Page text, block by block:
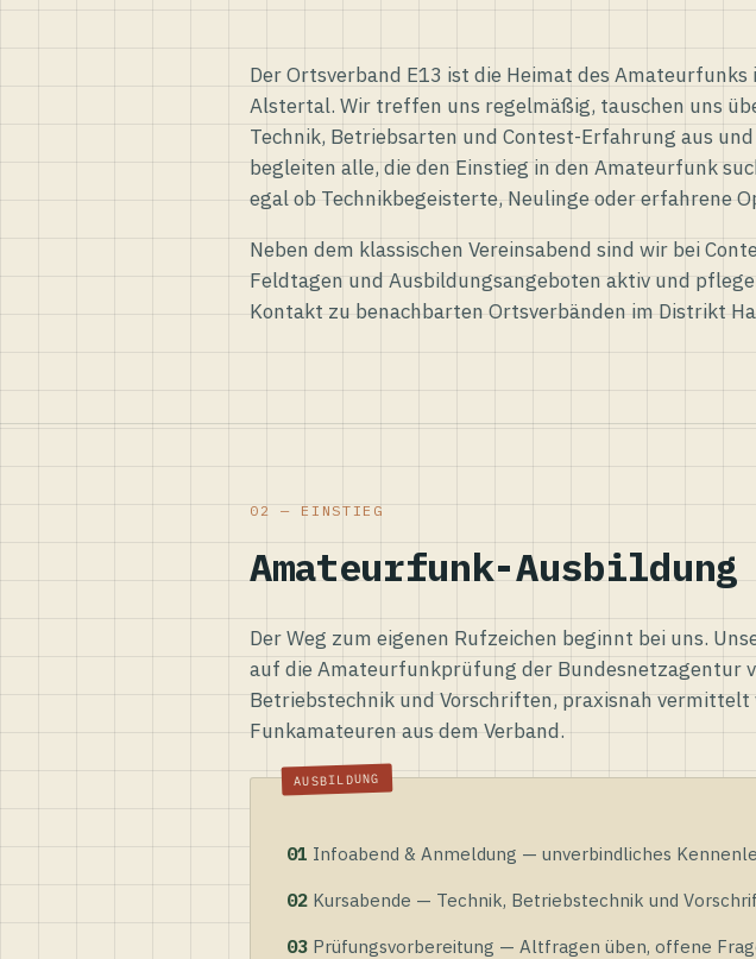
Der Ortsverband E13 ist die Heimat des Amateurfunks
Alstertal. Wir treffen uns regelmäßig, tauschen uns
Technik, Betriebsarten und Contest-Erfahrung aus und
begleiten alle, die den Einstieg in den Amateurfunk
egal ob Technikbegeisterte, Neulinge oder erfahrene
Neben dem klassischen Vereinsabend sind wir bei
Feldtagen und Ausbildungsangeboten aktiv und
Kontakt zu benachbarten Ortsverbänden im Distrikt
02 — EINSTIEG
Amateurfunk-
Der Weg zum eigenen Rufzeichen beginnt bei uns.
auf die Amateurfunkprüfung der Bundesnetzagentur
Betriebstechnik und Vorschriften, praxisnah vermittelt
Funkamateuren aus dem Verband.
01 Infoabend & Anmeldung — unverbindliches
02 Kursabende — Technik, Betriebstechnik und
03 Prüfungsvorbereitung — Altfragen üben, offene